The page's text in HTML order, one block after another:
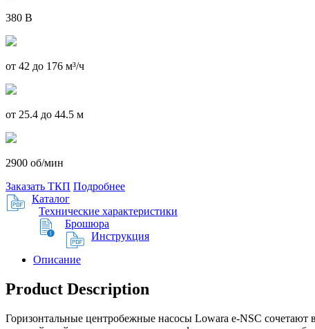
380 В
от 42 до 176 м³/ч
от 25.4 до 44.5 м
2900 об/мин
Заказать ТКП Подробнее
Каталог
Технические характеристики
Брошюра
Инструкция
Описание
Product Description
Горизонтальные центробежные насосы Lowara e-NSC